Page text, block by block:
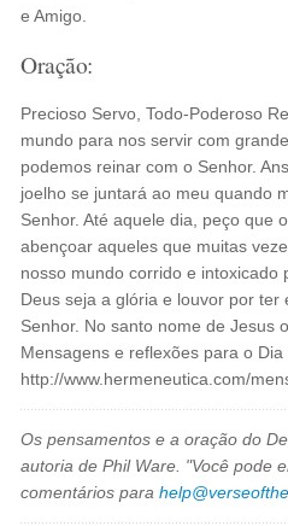
e Amigo.
Oração:
Precioso Servo, Todo-Poderoso
mundo para nos servir com
podemos reinar com o Senhor.
joelho se juntará ao meu quando
Senhor. Até aquele dia, peço que
abençoar aqueles que muitas
nosso mundo corrido e intoxicado
Deus seja a glória e louvor por ter
Senhor. No santo nome de Jesus
Mensagens e reflexões para o Dia
http://www.hermeneutica.com/
Os pensamentos e a oração do
autoria de Phil Ware. "Você pode
comentários para